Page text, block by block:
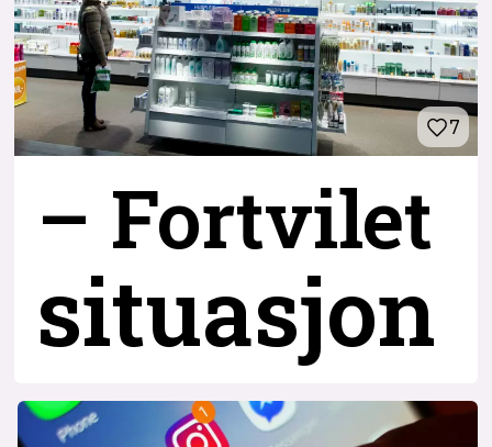
7
– Fortvilet
situasjon